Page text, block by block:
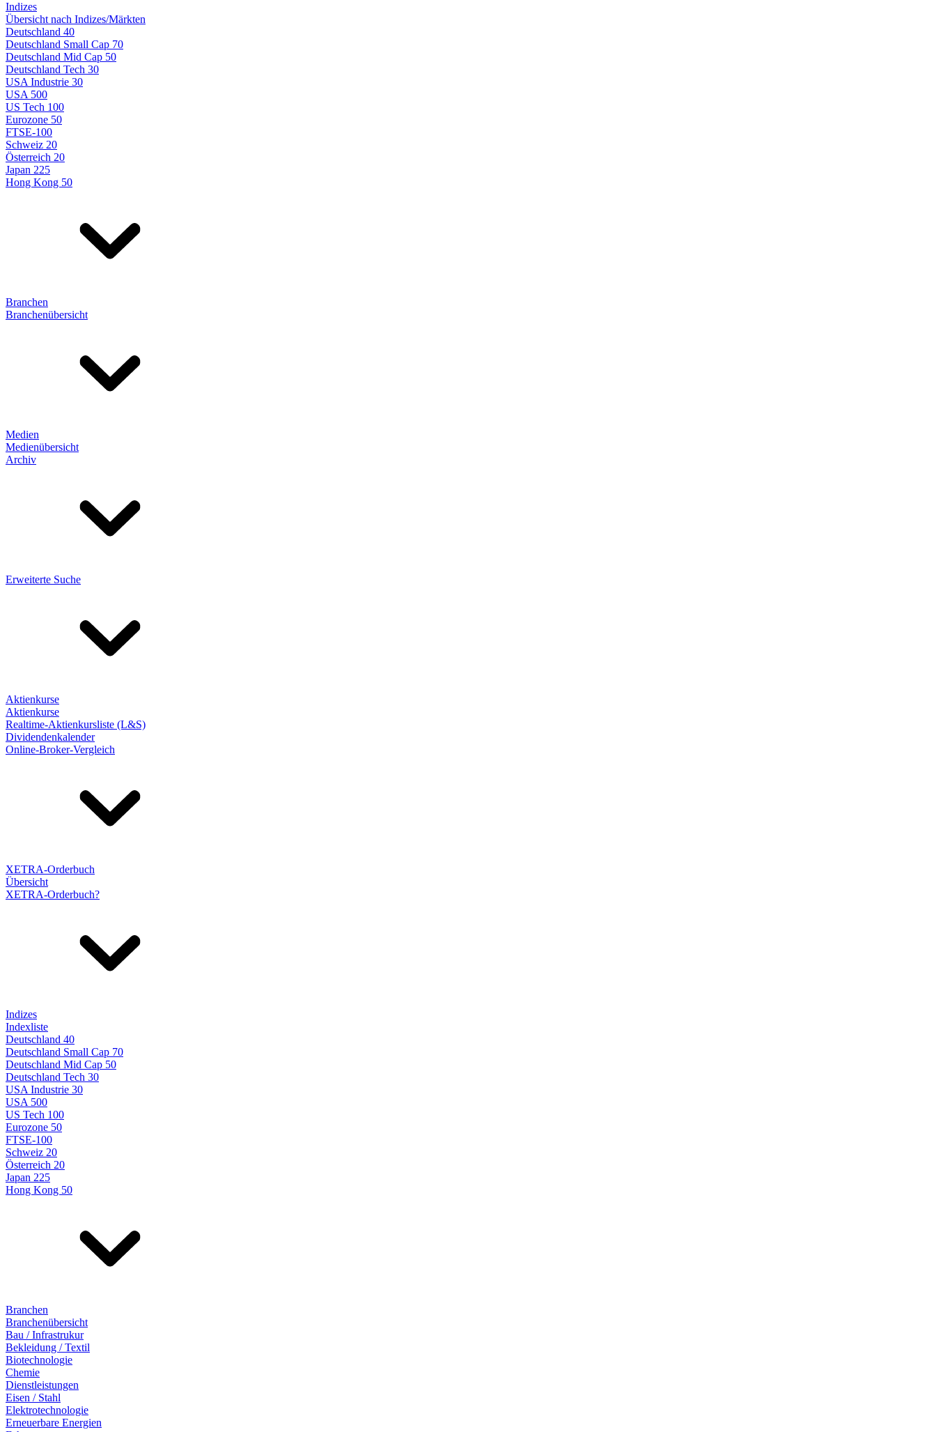
Indizes
Übersicht nach Indizes/Märkten
Deutschland 40
Deutschland Small Cap 70
Deutschland Mid Cap 50
Deutschland Tech 30
USA Industrie 30
USA 500
US Tech 100
Eurozone 50
FTSE-100
Schweiz 20
Österreich 20
Japan 225
Hong Kong 50
Branchen
Branchenübersicht
Medien
Medienübersicht
Archiv
Erweiterte Suche
Aktienkurse
Aktienkurse
Realtime-Aktienkursliste (L&S)
Dividendenkalender
Online-Broker-Vergleich
XETRA-Orderbuch
Übersicht
XETRA-Orderbuch?
Indizes
Indexliste
Deutschland 40
Deutschland Small Cap 70
Deutschland Mid Cap 50
Deutschland Tech 30
USA Industrie 30
USA 500
US Tech 100
Eurozone 50
FTSE-100
Schweiz 20
Österreich 20
Japan 225
Hong Kong 50
Branchen
Branchenübersicht
Bau / Infrastrukur
Bekleidung / Textil
Biotechnologie
Chemie
Dienstleistungen
Eisen / Stahl
Elektrotechnologie
Erneuerbare Energien